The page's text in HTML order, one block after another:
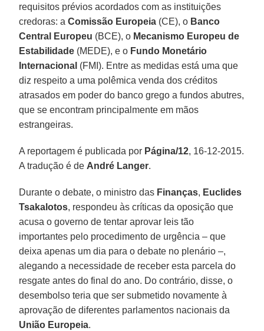
requisitos prévios acordados com as instituições
credoras: aComissão Europeia (CE), o Banco
Central Europeu (BCE), o Mecanismo Europeu de
Estabilidade (MEDE), e o Fundo Monetário
Internacional (FMI). Entre as medidas está uma que
diz respeito a uma polêmica venda dos créditos
atrasados em poder do banco grego a fundos abutres,
que se encontram principalmente em mãos
estrangeiras.
A reportagem é publicada por Página/12, 16-12-2015.
A tradução é de André Langer.
Durante o debate, o ministro das Finanças, Euclides
Tsakalotos, respondeu às críticas da oposição que
acusa o governo de tentar aprovar leis tão
importantes pelo procedimento de urgência – que
deixa apenas um dia para o debate no plenário –,
alegando a necessidade de receber esta parcela do
resgate antes do final do ano. Do contrário, disse, o
desembolso teria que ser submetido novamente à
aprovação de diferentes parlamentos nacionais da
União Europeia.